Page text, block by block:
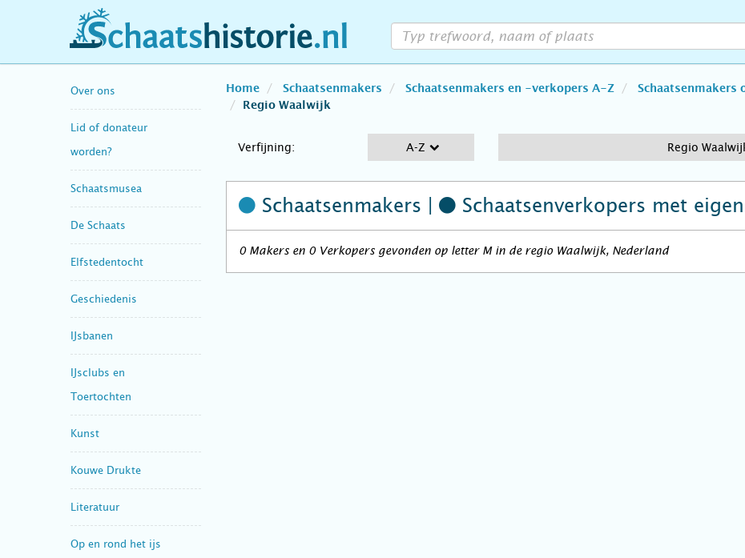
schaatshistorie.nl
Over ons
Lid of donateur
worden?
Schaatsmusea
De Schaats
Elfstedentocht
Geschiedenis
IJsbanen
IJsclubs en
Toertochten
Kunst
Kouwe Drukte
Literatuur
Op en rond het ijs
Home Schaatsenmakers Schaatsenmakers en -verkopers A-Z Schaatsenmakers
Regio Waalwijk
Verfijning: A-Z Regio
Schaatsenmakers | Schaatsenverkopers met
0 Makers en 0 Verkopers gevonden op letter M in de regio Waalwijk, Nederland